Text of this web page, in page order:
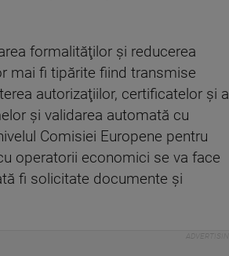
formalităţilor şi reducerea
mai fi tipărite fiind transmise
autorizaţiilor, certificatelor şi a
şi validarea automată cu
Comisiei Europene pentru
operatorii economici se va face
fi solicitate documente şi